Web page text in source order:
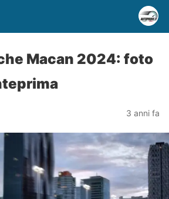
Macan 2024: foto
3 anni fa